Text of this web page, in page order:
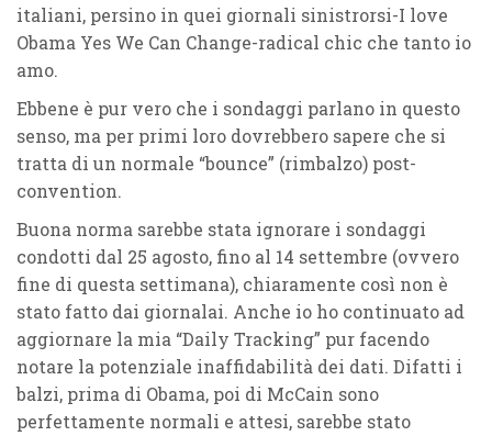
italiani, persino in quei giornali sinistrorsi-I love
Obama Yes We Can Change-radical chic che tanto io
amo.
Ebbene è pur vero che i sondaggi parlano in questo
senso, ma per primi loro dovrebbero sapere che si
tratta di un normale “bounce” (rimbalzo) post-
convention.
Buona norma sarebbe stata ignorare i sondaggi
condotti dal 25 agosto, fino al 14 settembre (ovvero
fine di questa settimana), chiaramente così non è
stato fatto dai giornalai. Anche io ho continuato ad
aggiornare la mia “Daily Tracking” pur facendo
notare la potenziale inaffidabilità dei dati. Difatti i
balzi, prima di Obama, poi di McCain sono
perfettamente normali e attesi, sarebbe stato